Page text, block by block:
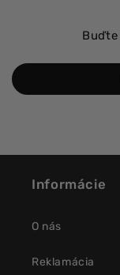
Informácie
O nás
Reklamácia